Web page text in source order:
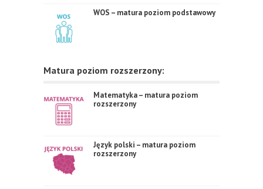
WOS – matura poziom podstawowy
Matura poziom rozszerzony:
Matematyka – matura poziom
rozszerzony
Język polski – matura poziom
rozszerzony